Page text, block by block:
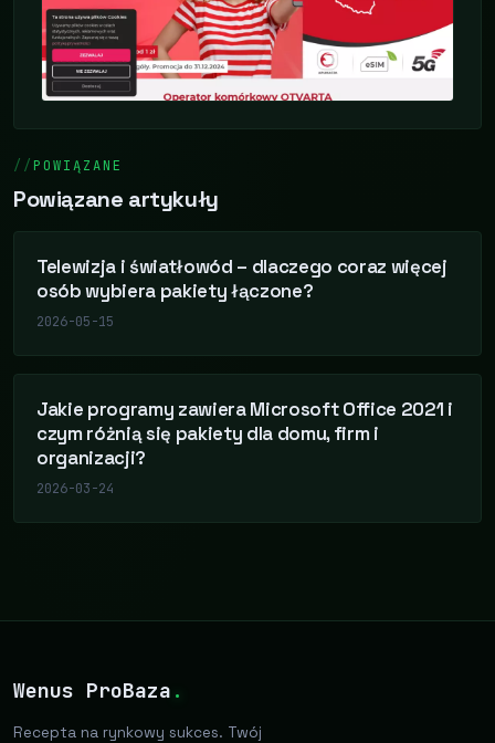
POWIĄZANE
Powiązane artykuły
Telewizja i światłowód – dlaczego coraz więcej
osób wybiera pakiety łączone?
2026-05-15
Jakie programy zawiera Microsoft Office 2021 i
czym różnią się pakiety dla domu, firm i
organizacji?
2026-03-24
Wenus ProBaza .
Recepta na rynkowy sukces. Twój